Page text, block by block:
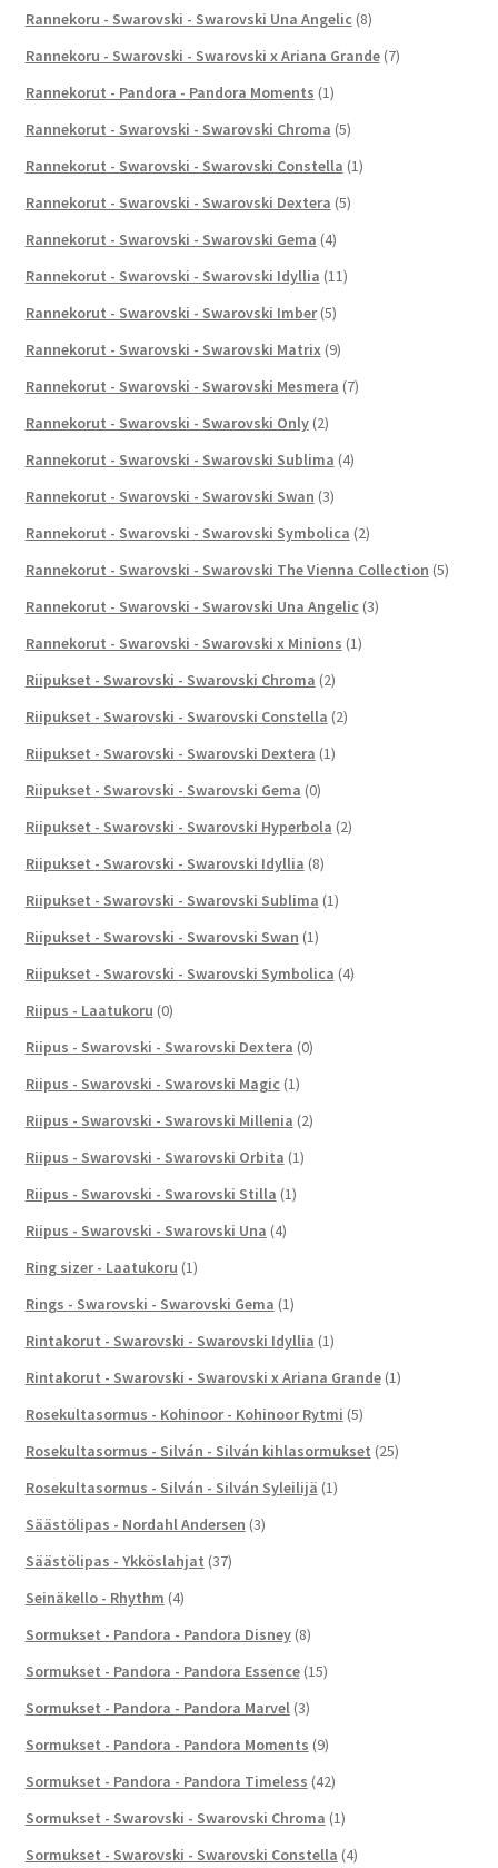
Rannekoru - Swarovski - Swarovski Una Angelic (8)
Rannekoru - Swarovski - Swarovski x Ariana Grande (7)
Rannekorut - Pandora - Pandora Moments (1)
Rannekorut - Swarovski - Swarovski Chroma (5)
Rannekorut - Swarovski - Swarovski Constella (1)
Rannekorut - Swarovski - Swarovski Dextera (5)
Rannekorut - Swarovski - Swarovski Gema (4)
Rannekorut - Swarovski - Swarovski Idyllia (11)
Rannekorut - Swarovski - Swarovski Imber (5)
Rannekorut - Swarovski - Swarovski Matrix (9)
Rannekorut - Swarovski - Swarovski Mesmera (7)
Rannekorut - Swarovski - Swarovski Only (2)
Rannekorut - Swarovski - Swarovski Sublima (4)
Rannekorut - Swarovski - Swarovski Swan (3)
Rannekorut - Swarovski - Swarovski Symbolica (2)
Rannekorut - Swarovski - Swarovski The Vienna Collection (5)
Rannekorut - Swarovski - Swarovski Una Angelic (3)
Rannekorut - Swarovski - Swarovski x Minions (1)
Riipukset - Swarovski - Swarovski Chroma (2)
Riipukset - Swarovski - Swarovski Constella (2)
Riipukset - Swarovski - Swarovski Dextera (1)
Riipukset - Swarovski - Swarovski Gema (0)
Riipukset - Swarovski - Swarovski Hyperbola (2)
Riipukset - Swarovski - Swarovski Idyllia (8)
Riipukset - Swarovski - Swarovski Sublima (1)
Riipukset - Swarovski - Swarovski Swan (1)
Riipukset - Swarovski - Swarovski Symbolica (4)
Riipus - Laatukoru (0)
Riipus - Swarovski - Swarovski Dextera (0)
Riipus - Swarovski - Swarovski Magic (1)
Riipus - Swarovski - Swarovski Millenia (2)
Riipus - Swarovski - Swarovski Orbita (1)
Riipus - Swarovski - Swarovski Stilla (1)
Riipus - Swarovski - Swarovski Una (4)
Ring sizer - Laatukoru (1)
Rings - Swarovski - Swarovski Gema (1)
Rintakorut - Swarovski - Swarovski Idyllia (1)
Rintakorut - Swarovski - Swarovski x Ariana Grande (1)
Rosekultasormus - Kohinoor - Kohinoor Rytmi (5)
Rosekultasormus - Silván - Silván kihlasormukset (25)
Rosekultasormus - Silván - Silván Syleilijä (1)
Säästölipas - Nordahl Andersen (3)
Säästölipas - Ykköslahjat (37)
Seinäkello - Rhythm (4)
Sormukset - Pandora - Pandora Disney (8)
Sormukset - Pandora - Pandora Essence (15)
Sormukset - Pandora - Pandora Marvel (3)
Sormukset - Pandora - Pandora Moments (9)
Sormukset - Pandora - Pandora Timeless (42)
Sormukset - Swarovski - Swarovski Chroma (1)
Sormukset - Swarovski - Swarovski Constella (4)